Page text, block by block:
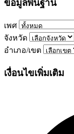
ข้อมูลพื้นฐาน
เพศ
จังหวัด
อำเภอ/เขต
เงื่อนไขเพิ่มเติม